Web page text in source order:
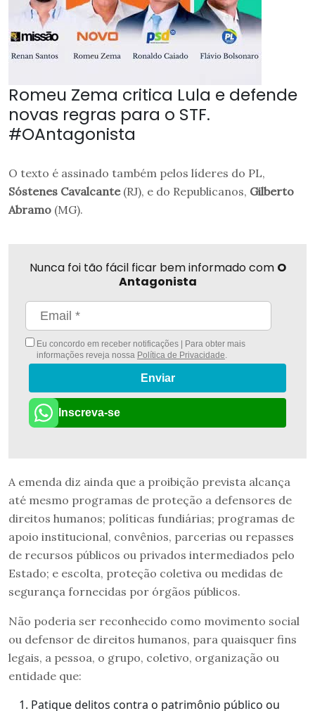
Romeu Zema critica Lula e defende
novas regras para o STF.
#OAntagonista
O texto é assinado também pelos líderes do PL,
Sóstenes Cavalcante(RJ), e do Republicanos, Gilberto
Abramo (MG).
Nunca foi tão fácil ficar bem informado com O
Antagonista
Eu concordo em receber notificações | Para obter mais
informações reveja nossa Política de Privacidade.
Enviar
Inscreva-se
A emenda diz ainda que a proibição prevista alcança
até mesmo programas de proteção a defensores de
direitos humanos; políticas fundiárias; programas de
apoio institucional, convênios, parcerias ou repasses
de recursos públicos ou privados intermediados pelo
Estado; e escolta, proteção coletiva ou medidas de
segurança fornecidas por órgãos públicos.
Não poderia ser reconhecido como movimento social
ou defensor de direitos humanos, para quaisquer fins
legais, a pessoa, o grupo, coletivo, organização ou
entidade que:
Patique delitos contra o patrimônio público ou